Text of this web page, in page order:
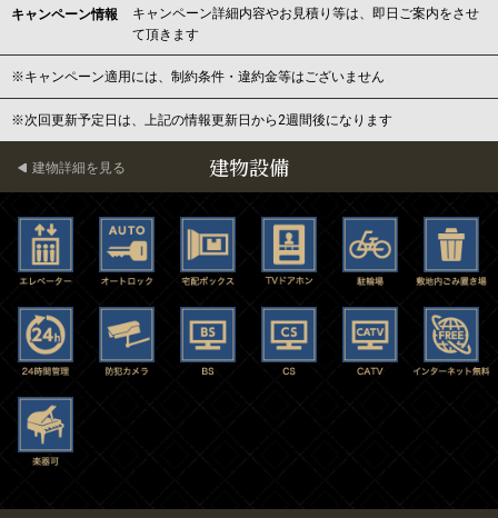
キャンペーン情報
キャンペーン詳細内容やお見積り等は、即日ご案内をさせ
て頂きます
※キャンペーン適用には、制約条件・違約金等はございません
※次回更新予定日は、上記の情報更新日から2週間後になります
建物設備
建物詳細を見る